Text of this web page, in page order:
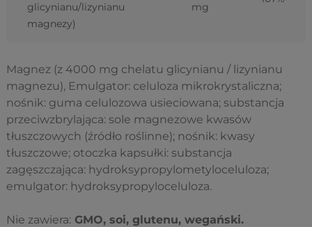
glicynianu/lizynianu
magnezy)
mg
Magnez (z 4000 mg chelatu glicynianu / lizynianu
magnezu), Emulgator: celuloza mikrokrystaliczna;
nośnik: guma celulozowa usieciowana; substancja
przeciwzbrylająca: sole magnezowe kwasów
tłuszczowych (źródło roślinne); nośnik: kwasy
tłuszczowe; otoczka kapsułki: substancja
zagęszczająca: hydroksypropylometyloceluloza;
emulgator: hydroksypropyloceluloza.
Nie zawiera: GMO, soi, glutenu, wegański.